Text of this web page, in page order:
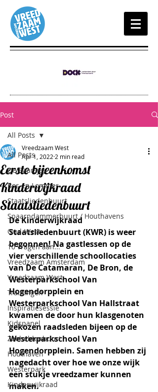
Post
All Posts
De Baarsjes
Bos en Lommer
Staatsliedenbuurt
Spaarndammerbuurt / Houthavens
Oud-West
10 vragen aan...
Vreedzaam Amsterdam
Vreedzaam West
Trainingen
Inspiratiesessie
Kidspanel
Zeeheldenbuurt
Houthaven
Westerpark
Kinderwijkraad
All Posts
Eerste bijeenkomst
Kinderwijkraad
Staatsliedenbuurt
Vreedzaam West
Apr 1, 2022 2 min read
De Kinderwijkraad
Staatsliedenbuurt (KWR) is weer
begonnen! Na gastlessen op de
vier verschillende schoollocaties
van De Catamaran, De Bron, de
Westerparkschool Van
Hogendorpplein en
Westerparkschool Van Hallstraat
kwamen de door hun klasgenoten
gekozen raadsleden bijeen op de
Westerparkschool Van
Hogendorpplein. Samen hebben zij
nagedacht over hoe we onze wijk
een stukje vreedzamer kunnen
maken.